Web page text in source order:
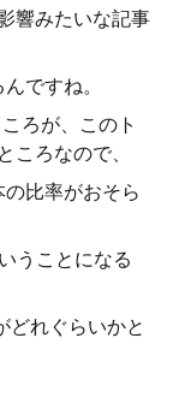
響みたいな記事
ですね。
ろが、このト
ころなので、
比率がおそら
うことになる
どれぐらいかと